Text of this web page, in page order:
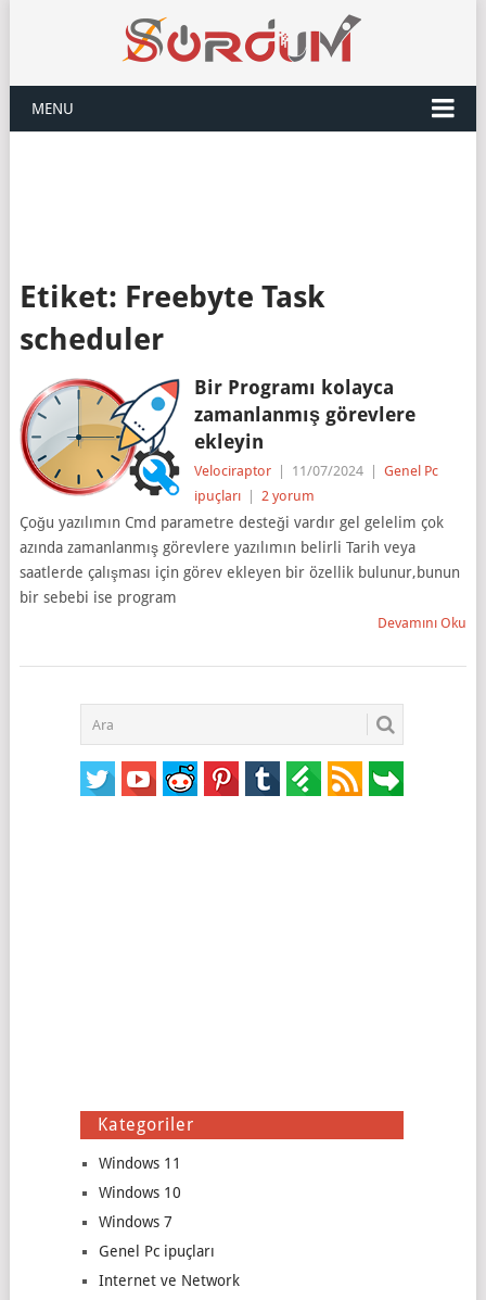
MENU
Etiket: Freebyte Task
scheduler
Bir Programı kolayca
zamanlanmış görevlere
ekleyin
Velociraptor 11/07/2024
Genel Pc
ipuçları
2 yorum
Çoğu yazılımın Cmd parametre desteği vardır gel gelelim çok
azında zamanlanmış görevlere yazılımın belirli Tarih veya
saatlerde çalışması için görev ekleyen bir özellik bulunur,bunun
bir sebebi ise program
Devamını Oku
Kategoriler
Windows 11
Windows 10
Windows 7
Genel Pc ipuçları
Internet ve Network